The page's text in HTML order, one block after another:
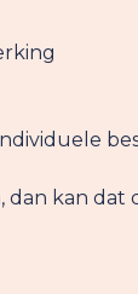
kan dat